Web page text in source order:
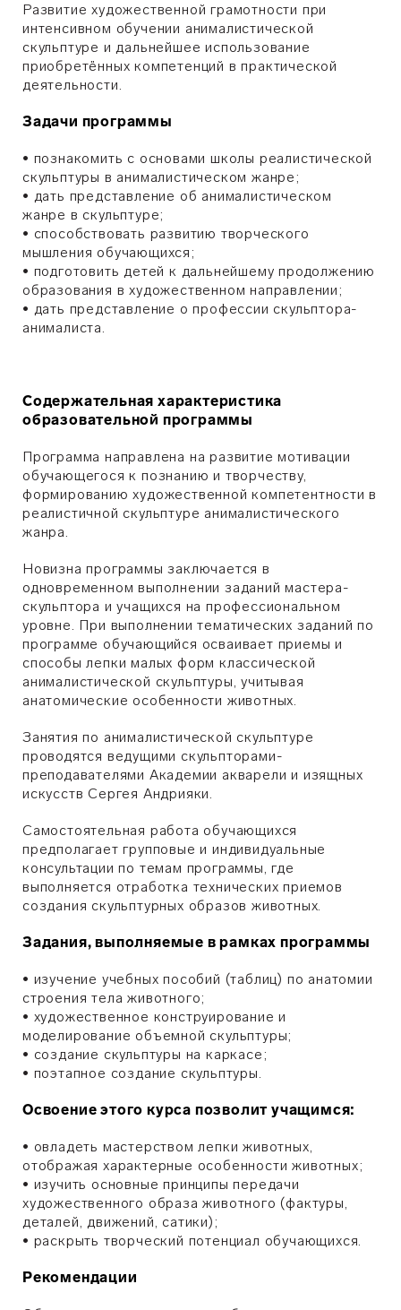
Развитие художественной грамотности при
интенсивном обучении анималистической
скульптуре и дальнейшее использование
приобретённых компетенций в практической
деятельности.
Задачи программы
• познакомить с основами школы реалистической
скульптуры в анималистическом жанре;
• дать представление об анималистическом
жанре в скульптуре;
• способствовать развитию творческого
мышления обучающихся;
• подготовить детей к дальнейшему продолжению
образования в художественном направлении;
• дать представление о профессии скульптора-
анималиста.
Содержательная характеристика
образовательной программы
Программа направлена на развитие мотивации
обучающегося к познанию и творчеству,
формированию художественной компетентности в
реалистичной скульптуре анималистического
жанра.
Новизна программы заключается в
одновременном выполнении заданий мастера-
скульптора и учащихся на профессиональном
уровне. При выполнении тематических заданий по
программе обучающийся осваивает приемы и
способы лепки малых форм классической
анималистической скульптуры, учитывая
анатомические особенности животных.
Занятия по анималистической скульптуре
проводятся ведущими скульпторами-
преподавателями Академии акварели и изящных
искусств Сергея Андрияки.
Самостоятельная работа обучающихся
предполагает групповые и индивидуальные
консультации по темам программы, где
выполняется отработка технических приемов
создания скульптурных образов животных.
Задания, выполняемые в рамках программы
• изучение учебных пособий (таблиц) по анатомии
строения тела животного;
• художественное конструирование и
моделирование объемной скульптуры;
• создание скульптуры на каркасе;
• поэтапное создание скульптуры.
Освоение этого курса позволит учащимся:
• овладеть мастерством лепки животных,
отображая характерные особенности животных;
• изучить основные принципы передачи
художественного образа животного (фактуры,
деталей, движений, сатики);
• раскрыть творческий потенциал обучающихся.
Рекомендации